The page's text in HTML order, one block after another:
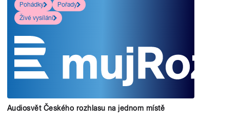
Pohádky
Pořady
Živé vysílání
Audiosvět Českého rozhlasu na jednom místě